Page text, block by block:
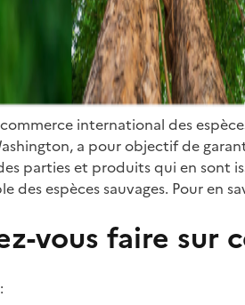
international des
a pour objectif de
parties et produits qui en sont
des espèces sauvages. Pour en
vous faire sur